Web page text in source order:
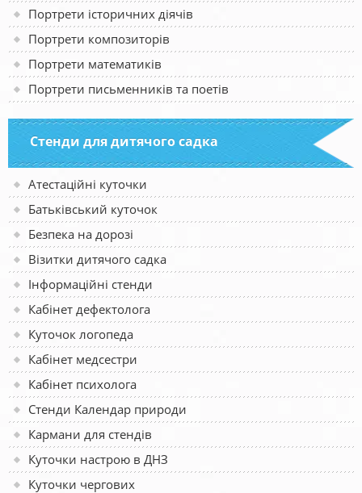
Портрети історичних діячів
Портрети композиторів
Портрети математиків
Портрети письменників та поетів
Стенди для дитячого садка
Атестаційні куточки
Батьківський куточок
Безпека на дорозі
Візитки дитячого садка
Інформаційні стенди
Кабінет дефектолога
Куточок логопеда
Кабінет медсестри
Кабінет психолога
Стенди Календар природи
Кармани для стендів
Куточки настрою в ДНЗ
Куточки чергових